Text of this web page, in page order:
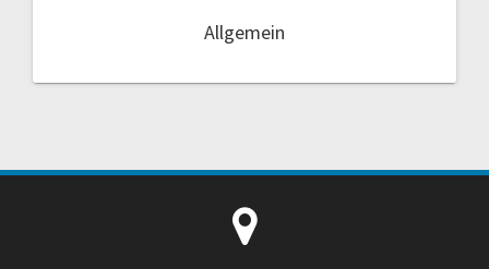
Allgemein